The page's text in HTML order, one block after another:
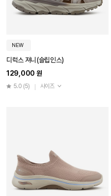
NEW
디럭스 져니(슬립인스)
129,000 원
5.0 (5) 사이즈